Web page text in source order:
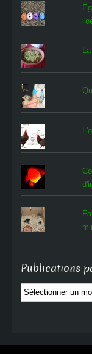
Publications
Publications
par